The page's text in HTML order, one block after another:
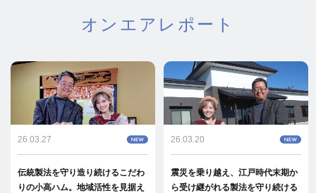
オンエアレポート
26.03.27
伝統製法を守り造り続けるこだわ
りの小高ハム。地域活性を見据え
26.03.20
震災を乗り越え、江戸時代末期か
ら受け継がれる製法を守り続ける